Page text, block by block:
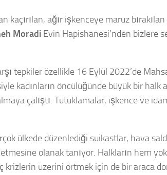
ağır işkenceye maruz
Moradi Evin Hapishanesi’nden bizlere
tepkiler özellikle 16 Eylül 2022’de
kadınların öncülüğünde büyük bir halk
çalıştı. Tutuklamalar, işkence ve
ülkede düzenlediği suikastlar, hava
olanak tanıyor. Halkların hem
krizlerin üzerini örtmek için de bir araca